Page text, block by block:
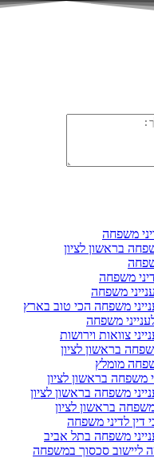
משפחה
בראשון לציון
משפחה
משפחה
משפחה הכי טוב בארץ
משפחה
צוואות וירושות
בראשון לציון
מומלץ
משפחה בראשון לציון
משפחה בראשון לציון
משפחה בראשון לציון
דין לדיני משפחה
משפחה בתל אביב
ליישוב סכסוך במשפחה